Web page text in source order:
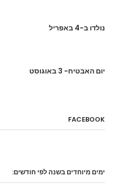
נולדו ב-4 באפריל
יום האבטיח- 3 באוגוסט
FACEBOOK
ימים מיוחדים בשנה לפי חודשים: